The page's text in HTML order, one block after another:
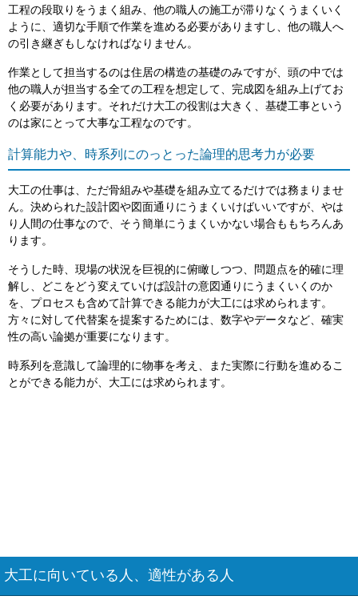
工程の段取りをうまく組み、他の職人の施工が滞りなくうまくいく
ように、適切な手順で作業を進める必要がありますし、他の職人へ
の引き継ぎもしなければなりません。
作業として担当するのは住居の構造の基礎のみですが、頭の中では
他の職人が担当する全ての工程を想定して、完成図を組み上げてお
く必要があります。それだけ大工の役割は大きく、基礎工事という
のは家にとって大事な工程なのです。
計算能力や、時系列にのっとった論理的思考力が必要
大工の仕事は、ただ骨組みや基礎を組み立てるだけでは務まりませ
ん。決められた設計図や図面通りにうまくいけばいいですが、やは
り人間の仕事なので、そう簡単にうまくいかない場合ももちろんあ
ります。
そうした時、現場の状況を巨視的に俯瞰しつつ、問題点を的確に理
解し、どこをどう変えていけば設計の意図通りにうまくいくのか
を、プロセスも含めて計算できる能力が大工には求められます。
方々に対して代替案を提案するためには、数字やデータなど、確実
性の高い論拠が重要になります。
時系列を意識して論理的に物事を考え、また実際に行動を進めるこ
とができる能力が、大工には求められます。
大工に向いている人、適性がある人